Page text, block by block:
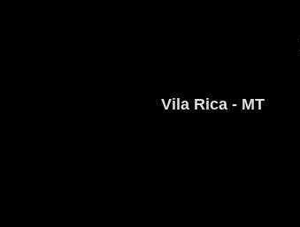
Vila Rica - MT